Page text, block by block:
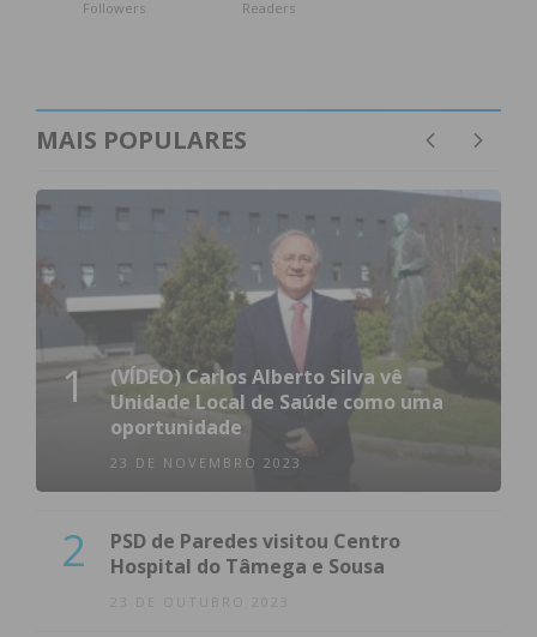
Followers Readers
MAIS POPULARES
1
(VÍDEO) Carlos Alberto Silva vê
Unidade Local de Saúde como uma
oportunidade
23 DE NOVEMBRO 2023
2
PSD de Paredes visitou Centro
Hospital do Tâmega e Sousa
23 DE OUTUBRO 2023